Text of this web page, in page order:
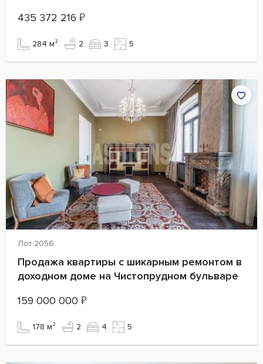
435 372 216 ₽
284 м² 2 3 5
Лот 2056
Продажа квартиры с шикарным ремонтом в
доходном доме на Чистопрудном бульваре
159 000 000 ₽
178 м² 2 4 5